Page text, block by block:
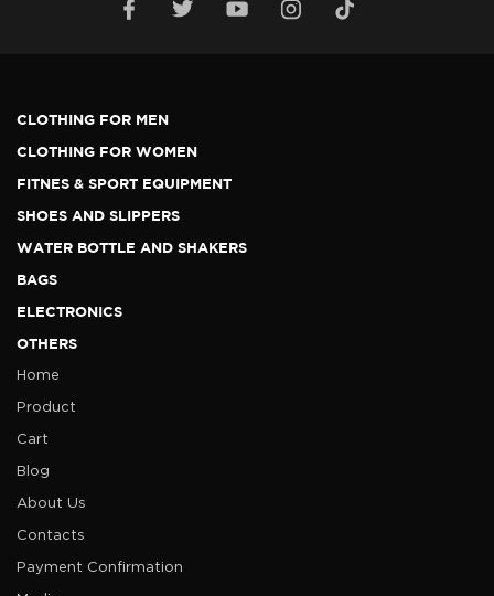
CLOTHING FOR MEN
CLOTHING FOR WOMEN
FITNES & SPORT EQUIPMENT
SHOES AND SLIPPERS
WATER BOTTLE AND SHAKERS
BAGS
ELECTRONICS
OTHERS
Home
Product
Cart
Blog
About Us
Contacts
Payment Confirmation